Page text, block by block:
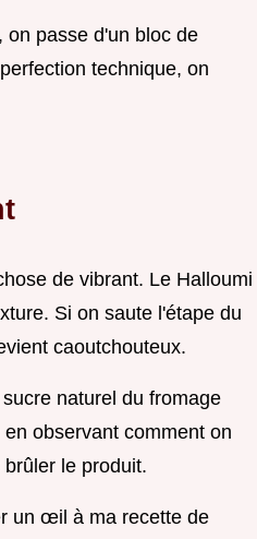
on passe d'un bloc de
technique, on
de vibrant. Le Halloumi
Si on saute l'étape du
caoutchouteux.
naturel du fromage
observant comment on
le produit.
un œil à ma recette de